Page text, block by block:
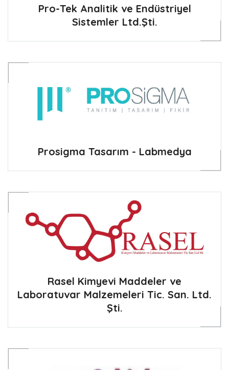
Pro-Tek Analitik ve Endüstriyel
Sistemler Ltd.Şti.
Prosigma Tasarım - Labmedya
Rasel Kimyevi Maddeler ve
Laboratuvar Malzemeleri Tic. San. Ltd.
Şti.